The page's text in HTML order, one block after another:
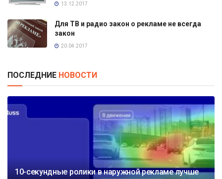
13.12.2017
Для ТВ и радио закон о рекламе не всегда
закон
20.04.2017
ПОСЛЕДНИЕ НОВОСТИ
10-секундные ролики в наружной рекламе лучше